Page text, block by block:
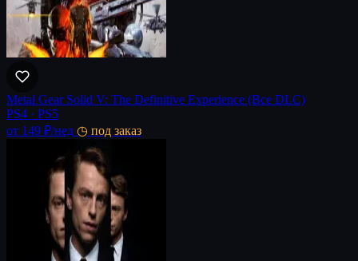
Metal Gear Solid V: The Definitive Experience (Все DLC)
PS4 · PS5
от 149 ₽/нед ◷ под заказ